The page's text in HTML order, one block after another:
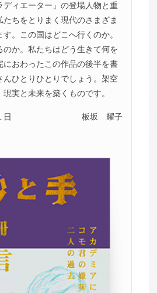
ディエーター」の登場人物と重
ちをとりまく現代のさまざま
。この国はどこへ行くのか。
のか。私たちはどう生きて何を
におわったこの作品の後半を書
んひとりひとりでしょう。架空
実と未来を築くものです。
日 板坂 耀子